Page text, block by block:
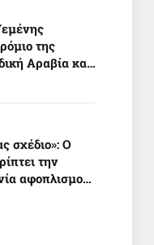
της
Αραβία και
σχέδιο»: Ο
την
αφοπλισμού»
ο Τραμπ